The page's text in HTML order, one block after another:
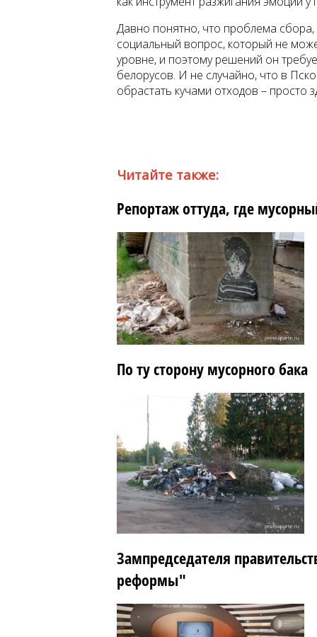
Давно понятно, что проблема сбора,
социальный вопрос, который не
уровне, и поэтому решений он
белорусов. И не случайно, что в
обрастать кучами отходов – просто
Читайте также:
Репортаж оттуда, где
По ту сторону мусорного бака
Зампредседателя
реформы"